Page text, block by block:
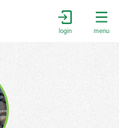
login menu